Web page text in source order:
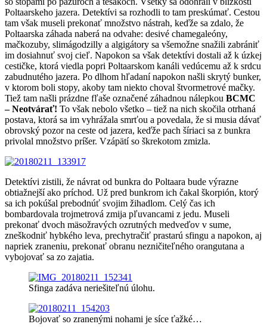
Poltaarskeho jazera. Detektívi sa rozhodli to tam preskúmať. Cestou
tam však museli prekonať množstvo nástrah, keďže sa zdalo, že
Poltaarska záhada naberá na odvahe: desivé chamegaleóny,
mačkozuby, slimágodzilly a algigátory sa všemožne snažili zabrániť
im dosiahnuť svoj cieľ. Napokon sa však detektívi dostali až k úzkej
cestičke, ktorá viedla popri Poltaarskom kanáli vedúcemu až k srdcu
zabudnutého jazera. Po dlhom hľadaní napokon našli skrytý bunker,
v ktorom boli stopy, akoby tam niekto choval štvormetrové mačky.
Tiež tam našli prázdne fľaše označené záhadnou nálepkou BCMC
– Neotvárať! To však nebolo všetko – tiež na nich skočila otrhaná
postava, ktorá sa im vyhrážala smrťou a povedala, že si musia dávať
obrovský pozor na ceste od jazera, keďže pach šíriaci sa z bunkra
privolal množstvo príšer. Vzápätí so škrekotom zmizla.
Detektívi zistili, že návrat od bunkra do Poltaara bude výrazne
obtiažnejší ako príchod. Už pred bunkrom ich čakal škorpión, ktorý
sa ich pokúšal prebodnúť svojim žihadlom. Celý čas ich
bombardovala trojmetrová zmija pľuvancami z jedu. Museli
prekonať dvoch mäsožravých ozrutných medveďov v sume,
zneškodniť hybkého leva, prechytračiť prastarú sfingu a napokon, aj
napriek zraneniu, prekonať obranu nezničiteľného orangutana a
vybojovať sa zo zajatia.
Sfinga zadáva neriešiteľnú úlohu.
Bojovať so zranenými nohami je síce ťažké…